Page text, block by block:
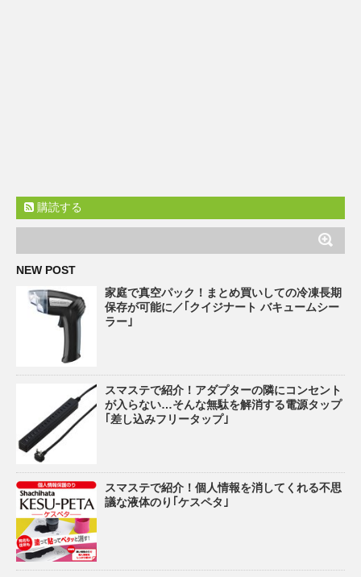
購読する
NEW POST
家庭で真空パック！まとめ買いしての冷凍長期
保存が可能に／｢クイジナート バキュームシー
ラー｣
スマステで紹介！アダプターの隣にコンセント
が入らない…そんな無駄を解消する電源タップ
｢差し込みフリータップ｣
スマステで紹介！個人情報を消してくれる不思
議な液体のり｢ケスペタ｣